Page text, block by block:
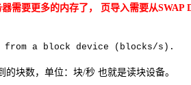
需要更多的内存了， 页导入需要从SWAP
a block device (blocks/s).
的块数，单位：块/秒 也就是读块设备。